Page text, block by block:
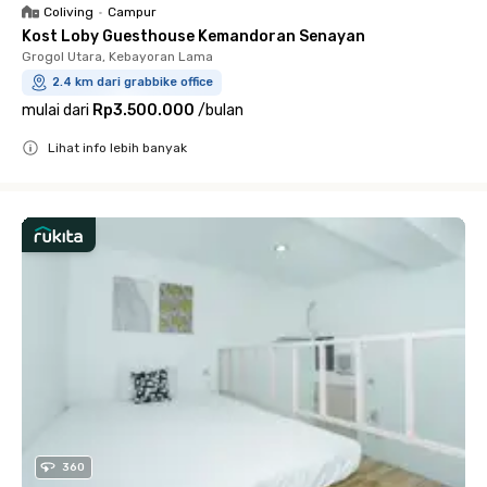
Coliving • Campur
Kost Loby Guesthouse Kemandoran Senayan
Grogol Utara, Kebayoran Lama
2.4 km dari grabbike office
mulai dari Rp3.500.000 /bulan
Lihat info lebih banyak
360